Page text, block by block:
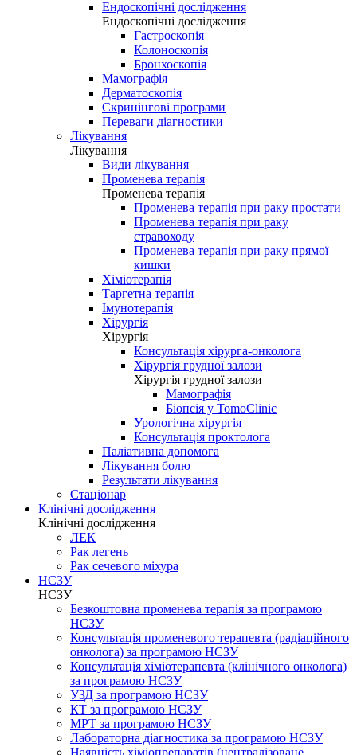
Ендоскопічні дослідження
Ендоскопічні дослідження
Гастроскопія
Колоноскопія
Бронхоскопія
Мамографія
Дерматоскопія
Скринінгові програми
Переваги діагностики
Лікування
Лікування
Види лікування
Променева терапія
Променева терапія
Променева терапія при раку простати
Променева терапія при раку
стравоходу
Променева терапія при раку прямої
кишки
Хіміотерапія
Таргетна терапія
Імунотерапія
Хірургія
Хірургія
Консультація хірурга-онколога
Хірургія грудної залози
Хірургія грудної залози
Мамографія
Біопсія у TomoClinic
Урологічна хірургія
Консультація проктолога
Паліативна допомога
Лікування болю
Результати лікування
Стаціонар
Клінічні дослідження
Клінічні дослідження
ЛЕК
Рак легень
Рак сечевого міхура
НСЗУ
НСЗУ
Безкоштовна променева терапія за програмою
НСЗУ
Консультація променевого терапевта (радіаційного
онколога) за програмою НСЗУ
Консультація хіміотерапевта (клінічного онколога)
за програмою НСЗУ
УЗД за програмою НСЗУ
КТ за програмою НСЗУ
МРТ за програмою НСЗУ
Лабораторна діагностика за програмою НСЗУ
Наявність хіміопрепаратів (централізоване